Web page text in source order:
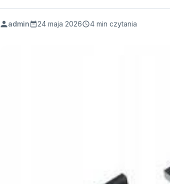
admin 24 maja 2026 4 min czytania